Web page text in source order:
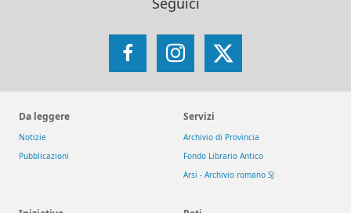
FacebookInstagram
X
Da leggere
Notizie
Pubblicazioni
Servizi
Archivio di Provincia
Fondo Librario Antico
Arsi - Archivio romano SJ